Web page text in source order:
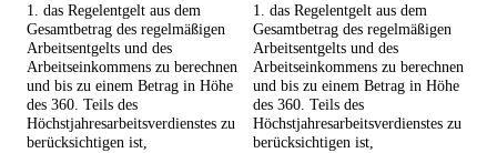
1. das Regelentgelt aus dem
Gesamtbetrag des regelmäßigen
Arbeitsentgelts und des
Arbeitseinkommens zu berechnen
und bis zu einem Betrag in Höhe
des 360. Teils des
Höchstjahresarbeitsverdienstes zu
berücksichtigen ist,
1. das Regelentgelt aus dem
Gesamtbetrag des regelmäßigen
Arbeitsentgelts und des
Arbeitseinkommens zu berechnen
und bis zu einem Betrag in Höhe
des 360. Teils des
Höchstjahresarbeitsverdienstes zu
berücksichtigen ist,